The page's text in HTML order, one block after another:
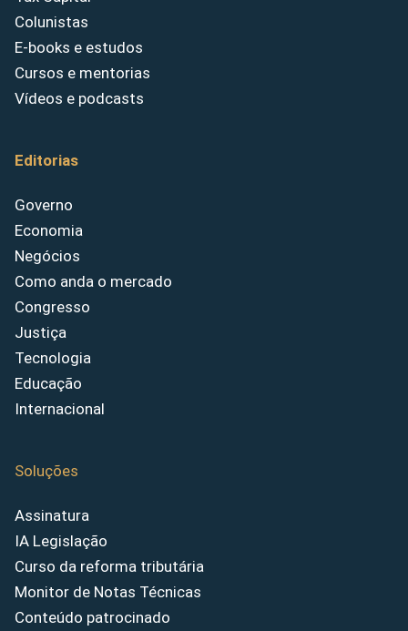
Colunistas
E-books e estudos
Cursos e mentorias
Vídeos e podcasts
Editorias
Governo
Economia
Negócios
Como anda o mercado
Congresso
Justiça
Tecnologia
Educação
Internacional
Soluções
Assinatura
IA Legislação
Curso da reforma tributária
Monitor de Notas Técnicas
Conteúdo patrocinado